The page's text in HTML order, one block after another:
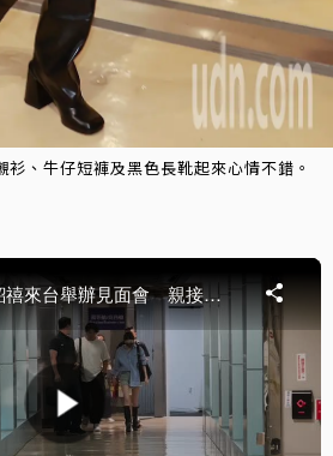
、牛仔短褲及黑色長靴起來心情不錯。